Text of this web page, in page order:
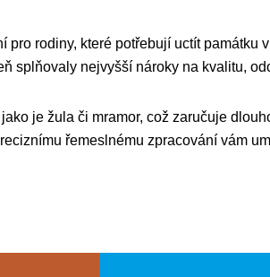
pro rodiny, které potřebují uctít památku
splňovaly nejvyšší nároky na kvalitu,
je žula či mramor, což zaručuje
řemeslnému zpracování vám